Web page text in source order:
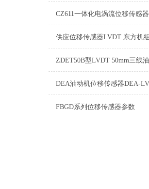
CZ611一体化电涡流位移传感器
FBGD系列位移传感器参数